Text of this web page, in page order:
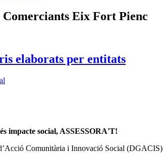
Comerciants Eix Fort Pienc
elaborats per entitats
impacte social, ASSESSORA'T!
Comunitària i Innovació Social (DGACIS)